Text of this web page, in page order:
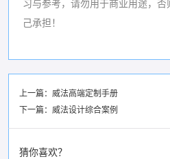
己承担！
上一篇： 威法高端定制手册
下一篇： 威法设计综合案例
猜你喜欢？